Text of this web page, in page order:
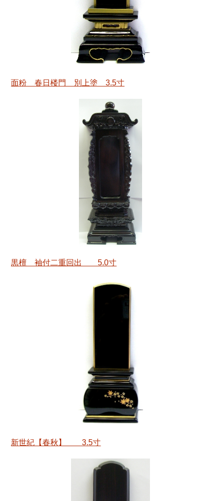
面粉 春日楼門 別上塗 3.5寸
黒檀 袖付二重回出 5.0寸
新世紀【春秋】 3.5寸